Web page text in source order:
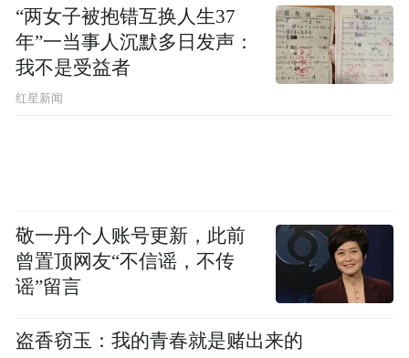
“两女子被抱错互换人生37
年”一当事人沉默多日发声：
我不是受益者
红星新闻
敬一丹个人账号更新，此前
曾置顶网友“不信谣，不传
谣”留言
盗香窃玉：我的青春就是赌出来的